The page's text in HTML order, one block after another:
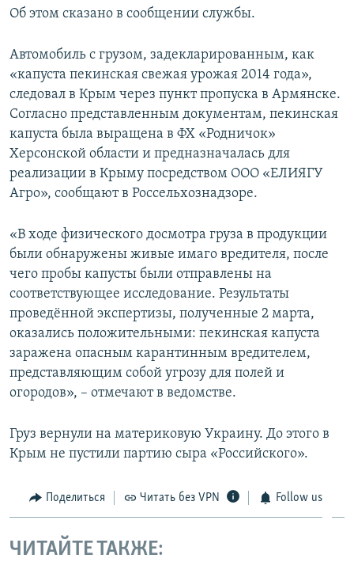
ПОБЕДИТЕЛЕЙ НЕ СУДЯТ?
УКРАИНСКАЯ ПРОБЛЕМА КРЫМА
ПРИСОЕДИНЯЙТЕСЬ!
Все сайты RFE/RL
Об этом сказано в сообщении службы.
Автомобиль с грузом, задекларированным, как
«капуста пекинская свежая урожая 2014 года»,
следовал в Крым через пункт пропуска в Армянске.
Согласно представленным документам, пекинская
капуста была выращена в ФХ «Родничок»
Херсонской области и предназначалась для
реализации в Крыму посредством ООО «ЕЛИЯГУ
Агро», сообщают в Россельхознадзоре.
«В ходе физического досмотра груза в продукции
были обнаружены живые имаго вредителя, после
чего пробы капусты были отправлены на
соответствующее исследование. Результаты
проведённой экспертизы, полученные 2 марта,
оказались положительными: пекинская капуста
заражена опасным карантинным вредителем,
представляющим собой угрозу для полей и
огородов», – отмечают в ведомстве.
Груз вернули на материковую Украину. До этого в
Крым не пустили партию сыра «Российского».
Поделиться Читать без VPN Follow us
ЧИТАЙТЕ ТАКЖЕ: